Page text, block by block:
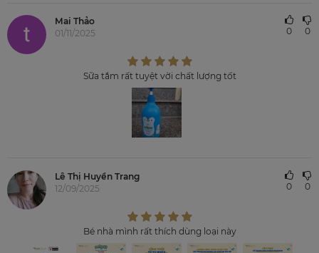
Mai Thảo
01/11/2025
Sữa tắm rất tuyệt vời chất lượng tốt
0 0
Lê Thị Huyền Trang
12/09/2025
Bé nhà mình rất thích dùng loại này
0 0